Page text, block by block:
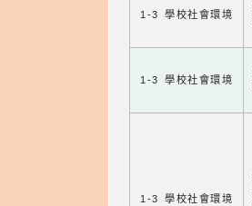
1-3 學校社會環境
1-3 學校社會環境
1-3 學校社會環境